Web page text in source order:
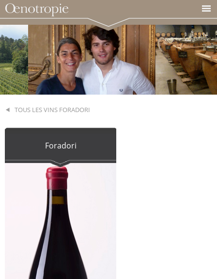
TOUS LES VINS FORADORI
Foradori